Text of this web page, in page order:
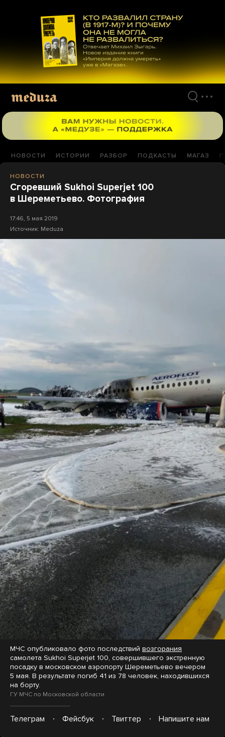
материалам
НОВОСТИ ИСТОРИИ РАЗБОР ПОДКАСТЫ МАГАЗ
НОВОСТИ
Сгоревший Sukhoi Superjet 100
в Шереметьево. Фотография
17:46, 5 мая 2019
Источник: Meduza
МЧС опубликовало фото последствий возгорания
самолета Sukhoi Superjet 100, совершившего экстренную
посадку в московском аэропорту Шереметьево вечером
5 мая. В результате погиб 41 из 78 человек, находившихся
на борту.
ГУ МЧС по Московской области
Телеграм Фейсбук Твиттер Напишите нам